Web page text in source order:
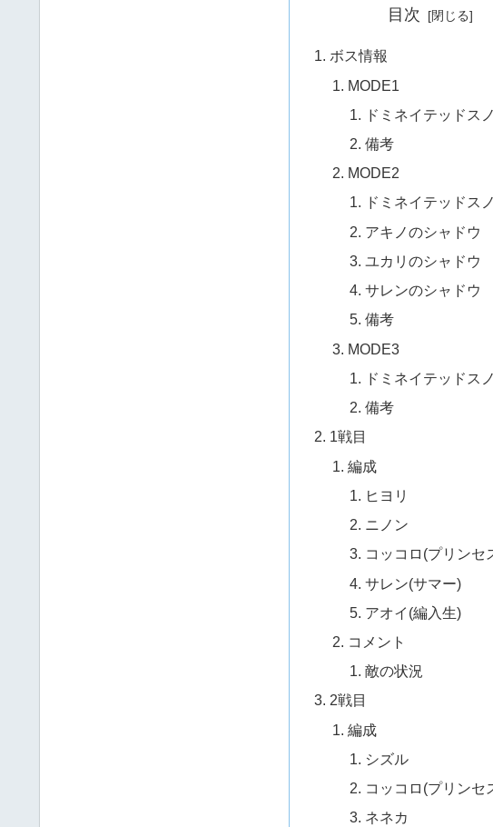
目次
ボス情報
MODE1
ドミネイテッドス
備考
MODE2
ドミネイテッドス
アキノのシャドウ
ユカリのシャドウ
サレンのシャドウ
備考
MODE3
ドミネイテッドス
備考
1戦目
編成
ヒヨリ
ニノン
コッコロ(プリンセ
サレン(サマー)
アオイ(編入生)
コメント
敵の状況
2戦目
編成
シズル
コッコロ(プリンセ
ネネカ